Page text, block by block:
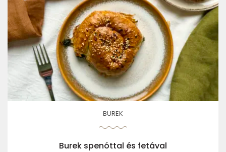
BUREK
Burek spenóttal és fetával